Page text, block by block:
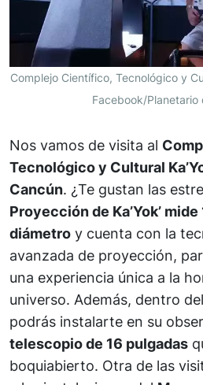
Complejo Científico, Tecnológico y
Facebook/Planetario
Nos vamos de visita al
Tecnológico y Cultural
Cancún. ¿Te gustan las
Proyección de Ka’Yok’
diámetro y cuenta con la
avanzada de proyección,
una experiencia única a la
universo. Además, dentro
podrás instalarte en su
telescopio de 16 pulgadas
boquiabierto. Otra de las